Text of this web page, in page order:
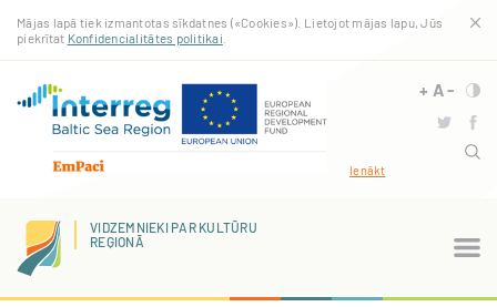
galveno
saturu
Mājas lapā tiek izmantotas sīkdatnes («Cookies»). Lietojot mājas lapu, Jūs
piekrītat Konfidencialitātes politikai
+ A-
Ienākt
VIDZEMNIEKI PAR KULTŪRU
REĢIONĀ